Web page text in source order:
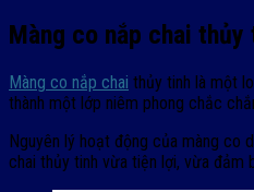
Màng co nắp chai thủy
Màng co nắp chai thủy tinh là một
thành một lớp niêm phong chắc
Nguyên lý hoạt động của màng co
chai thủy tinh vừa tiện lợi, vừa đảm